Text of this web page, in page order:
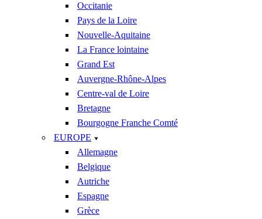
Occitanie
Pays de la Loire
Nouvelle-Aquitaine
La France lointaine
Grand Est
Auvergne-Rhône-Alpes
Centre-val de Loire
Bretagne
Bourgogne Franche Comté
EUROPE
Allemagne
Belgique
Autriche
Espagne
Grèce